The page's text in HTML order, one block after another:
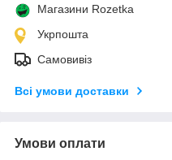
Магазини Rozetka
Укрпошта
Самовивіз
Всі умови доставки
Умови оплати